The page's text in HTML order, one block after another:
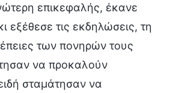
επικεφαλής, έκανε
εξέθεσε τις εκδηλώσεις, τη
των πονηρών τους
να προκαλούν
σταμάτησαν να